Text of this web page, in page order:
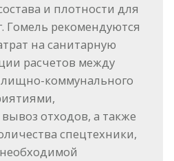
и плотности для
рекомендуются
на санитарную
расчетов между
коммунального
отходов, а также
спецтехники,